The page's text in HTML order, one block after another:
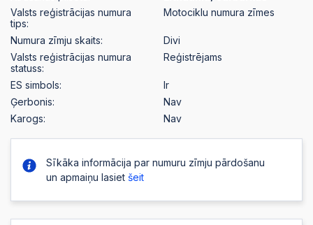
Valsts reģistrācijas numura
tips:
Motociklu numura zīmes
Numura zīmju skaits:
Divi
Valsts reģistrācijas numura
statuss:
Reģistrējams
ES simbols:
Ir
Ģerbonis:
Nav
Karogs:
Nav
Sīkāka informācija par numuru zīmju pārdošanu
un apmaiņu lasiet šeit